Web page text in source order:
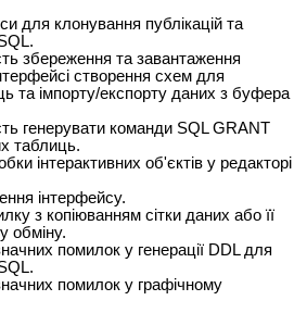
для клонування публікацій та
збереження та завантаження
створення схем для
та імпорту/експорту даних з буфера
генерувати команди SQL GRANT
таблиць.
інтерактивних об'єктів у редакторі
інтерфейсу.
з копіюванням сітки даних або її
обміну.
помилок у генерації DDL для
помилок у графічному